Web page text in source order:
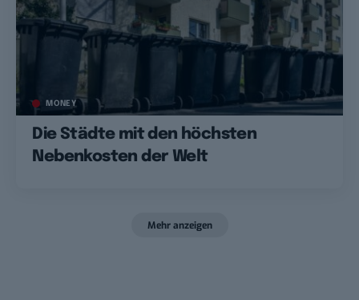
MONEY
Die Städte mit den höchsten
Nebenkosten der Welt
Mehr anzeigen